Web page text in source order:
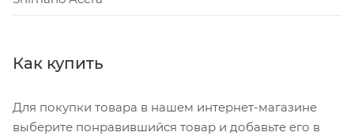
Как купить
Для покупки товара в нашем интернет-магазине
выберите понравившийся товар и добавьте его в